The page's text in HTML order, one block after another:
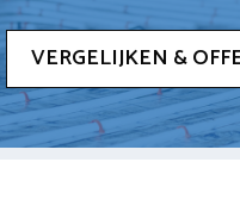
VERGELIJKEN &